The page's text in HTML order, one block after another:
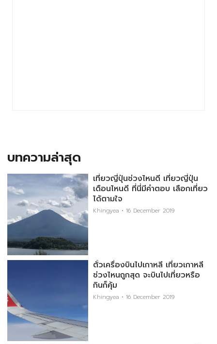
บทความล่าสุด
เที่ยวญี่ปุ่นช่วงไหนดี เที่ยวญี่ปุ่น
เดือนไหนดี ที่นี่มีคำตอบ เลือกเที่ยว
ได้ตามใจ
Khingyea 16 December 2019
ตั๋วเครื่องบินไปเกาหลี เที่ยวเกาหลี
ช่วงไหนถูกสุด จะบินไปเที่ยวหรือ
กินก็คุ้ม
Khingyea 16 December 2019